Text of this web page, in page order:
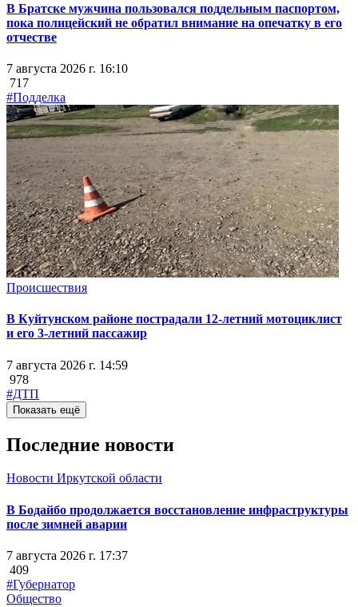
В Братске мужчина пользовался поддельным паспортом,
пока полицейский не обратил внимание на опечатку в его
отчестве
7 августа 2026 г. 16:10
717
#Подделка
Происшествия
В Куйтунском районе пострадали 12-летний мотоциклист
и его 3-летний пассажир
7 августа 2026 г. 14:59
978
#ДТП
Показать ещё
Последние новости
Новости Иркутской области
В Бодайбо продолжается восстановление инфраструктуры
после зимней аварии
7 августа 2026 г. 17:37
409
#Губернатор
Общество